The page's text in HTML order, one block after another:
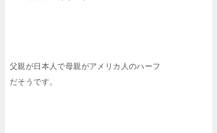
父親が日本人で母親がアメリカ人のハーフ
だそうです。